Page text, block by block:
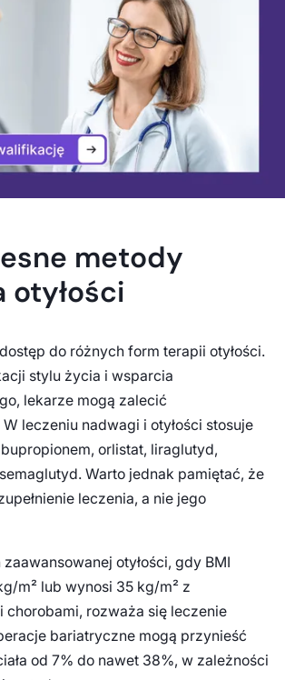
metody
otyłości
do różnych form terapii otyłości.
stylu życia i wsparcia
lekarze mogą zalecić
leczeniu nadwagi i otyłości stosuje
orlistat, liraglutyd,
Warto jednak pamiętać, że
leczenia, a nie jego
otyłości, gdy BMI
m² lub wynosi 35 kg/m² z
rozważa się leczenie
bariatryczne mogą przynieść
od 7% do nawet 38%, w zależności